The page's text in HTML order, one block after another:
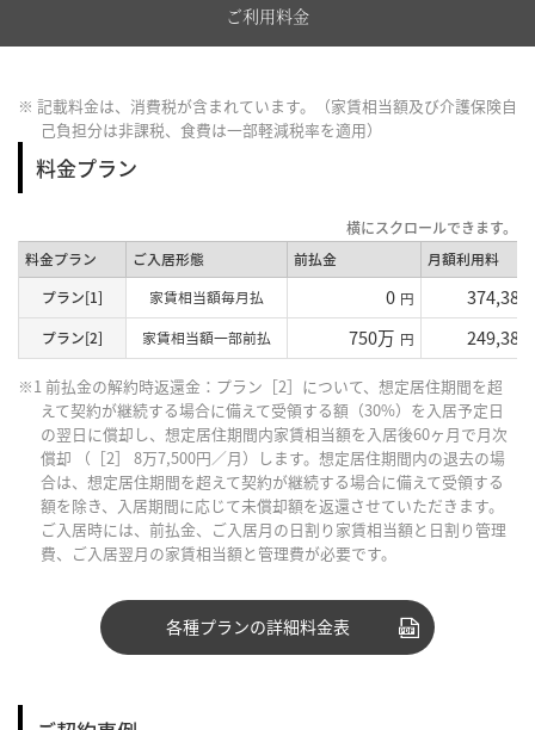
ご利用料金
※ 記載料金は、消費税が含まれています。（家賃相当額及び介護保険自
己負担分は非課税、食費は一部軽減税率を適用）
料金プラン
料金プラン ご入居形態 前払金
月額利用料
プラン[1]
家賃相当額毎月払 0 円 374,380
プラン[2]
家賃相当額一部前払 750万 円 249,380
※1 前払金の解約時返還金：プラン［2］について、想定居住期間を超
えて契約が継続する場合に備えて受領する額（30%）を入居予定日
の翌日に償却し、想定居住期間内家賃相当額を入居後60ヶ月で月次
償却 （［2］ 8万7,500円／月）します。想定居住期間内の退去の場
合は、想定居住期間を超えて契約が継続する場合に備えて受領する
額を除き、入居期間に応じて未償却額を返還させていただきます。
ご入居時には、前払金、ご入居月の日割り家賃相当額と日割り管理
費、ご入居翌月の家賃相当額と管理費が必要です。
各種プランの詳細料金表